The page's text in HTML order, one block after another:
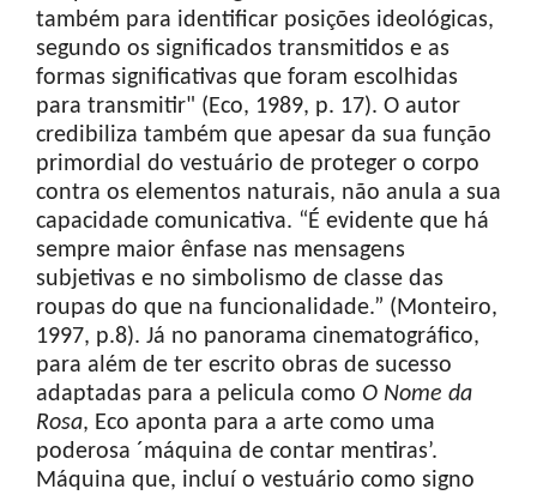
também para identificar posições ideológicas,
segundo os significados transmitidos e as
formas significativas que foram escolhidas
para transmitir" (Eco, 1989, p. 17). O autor
credibiliza também que apesar da sua função
primordial do vestuário de proteger o corpo
contra os elementos naturais, não anula a sua
capacidade comunicativa. “É evidente que há
sempre maior ênfase nas mensagens
subjetivas e no simbolismo de classe das
roupas do que na funcionalidade.” (Monteiro,
1997, p.8). Já no panorama cinematográfico,
para além de ter escrito obras de sucesso
adaptadas para a pelicula como O Nome da
Rosa, Eco aponta para a arte como uma
poderosa ´máquina de contar mentiras’.
Máquina que, incluí o vestuário como signo